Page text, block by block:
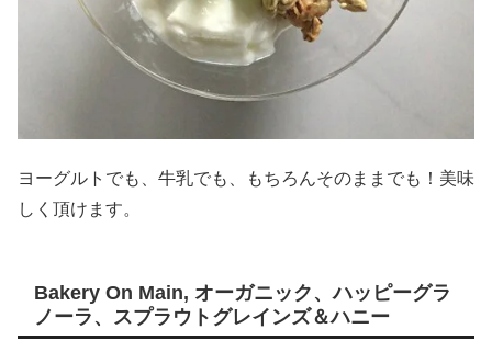
ヨーグルトでも、牛乳でも、もちろんそのままでも！美味
しく頂けます。
Bakery On Main, オーガニック、ハッピーグラ
ノーラ、スプラウトグレインズ＆ハニー